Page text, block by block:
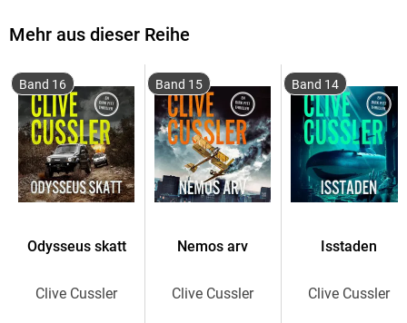
Mehr aus dieser Reihe
Band 16
Odysseus skatt
Clive Cussler
Band 15
Nemos arv
Clive Cussler
Band 14
Isstaden
Clive Cussler